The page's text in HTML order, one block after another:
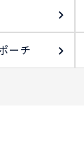
ーチ